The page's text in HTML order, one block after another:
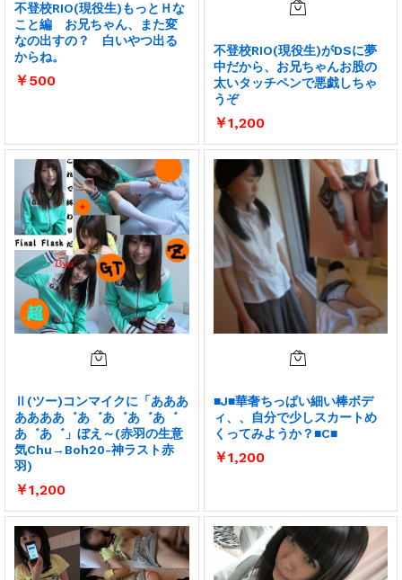
不登校RIO(現役生)もっとＨな
こと編 お兄ちゃん、また変
なの出すの？ 白いやつ出る
からね。
￥500
不登校RIO(現役生)がDSに夢
中だから、お兄ちゃんお股の
太いタッチペンで悪戯しちゃ
うぞ
￥1,200
Ⅱ(ツー)コンマイクに「あああ
ああああ゛あ゛あ゛あ゛あ゛
あ゛あ゛」ぼえ～(赤羽の生意
気Chu→Boh20-神ラスト赤
羽)
￥1,200
■J■華奢ちっぱい細い棒ボデ
ィ、、自分で少しスカートめ
くってみようか？■C■
￥1,200